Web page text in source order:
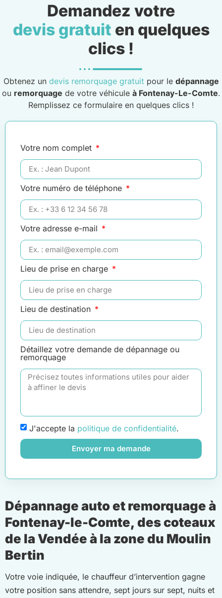
Demandez votre
devis gratuit en quelques
clics !
Obtenez un devis remorquage gratuit pour le dépannage
ou remorquage de votre véhicule à Fontenay-Le-Comte.
Remplissez ce formulaire en quelques clics !
Votre nom complet
Votre numéro de téléphone
Votre adresse e-mail
Lieu de prise en charge
Lieu de destination
Détaillez votre demande de dépannage ou
remorquage
J'accepte la politique de confidentialité.
Envoyer ma demande
Dépannage auto et remorquage à
Fontenay-le-Comte, des coteaux
de la Vendée à la zone du Moulin
Bertin
Votre voie indiquée, le chauffeur d’intervention gagne
votre position sans attendre, sept jours sur sept, nuits et